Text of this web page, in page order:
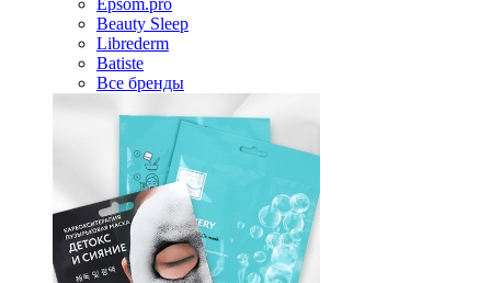
Epsom.pro
Beauty Sleep
Librederm
Batiste
Все бренды